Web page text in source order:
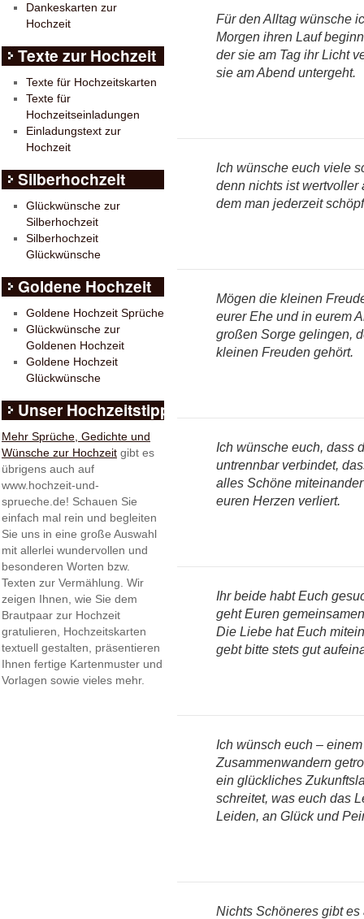
Für den Alltag wünsche
Morgen ihren Lauf
der sie am Tag ihr Licht
sie am Abend untergeht.
Ich wünsche euch viele
denn nichts ist
dem man jederzeit
Mögen die kleinen
eurer Ehe und in eurem
großen Sorge gelingen,
kleinen Freuden gehört.
Ich wünsche euch, dass
untrennbar verbindet,
alles Schöne
euren Herzen verliert.
Ihr beide habt Euch
geht Euren
Die Liebe hat Euch
gebt bitte stets gut
Ich wünsch euch –
Zusammenwandern
ein glückliches
schreitet, was euch das
Leiden, an Glück und
Nichts Schöneres gibt es
Dankeskarten zur
Hochzeit
Texte zur Hochzeit
Texte für Hochzeitskarten
Texte für
Hochzeitseinladungen
Einladungstext zur
Hochzeit
Silberhochzeit
Glückwünsche zur
Silberhochzeit
Silberhochzeit
Glückwünsche
Goldene Hochzeit
Goldene Hochzeit Sprüche
Glückwünsche zur
Goldenen Hochzeit
Goldene Hochzeit
Glückwünsche
Unser Hochzeitstipp
Mehr Sprüche, Gedichte und
Wünsche zur Hochzeit gibt es
übrigens auch auf
www.hochzeit-und-
sprueche.de! Schauen Sie
einfach mal rein und begleiten
Sie uns in eine große Auswahl
mit allerlei wundervollen und
besonderen Worten bzw.
Texten zur Vermählung. Wir
zeigen Ihnen, wie Sie dem
Brautpaar zur Hochzeit
gratulieren, Hochzeitskarten
textuell gestalten, präsentieren
Ihnen fertige Kartenmuster und
Vorlagen sowie vieles mehr.